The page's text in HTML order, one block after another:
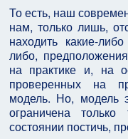
То есть, наш
нам, только лишь,
находить какие-
либо,
на практике и, на
проверенных на
модель. Но, модель
ограничена
состоянии постичь,